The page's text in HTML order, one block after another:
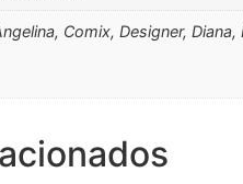
Comix, Designer,